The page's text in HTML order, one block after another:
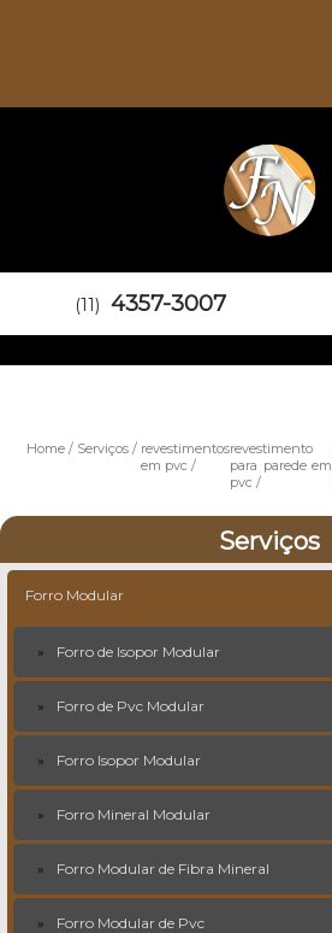
(11) 4357-3007
Home Serviços
revestimentos
em pvc
revestimento
para parede em
pvc
Serviços
Forro Modular
Forro de Isopor Modular
Forro de Pvc Modular
Forro Isopor Modular
Forro Mineral Modular
Forro Modular de Fibra Mineral
Forro Modular de Pvc